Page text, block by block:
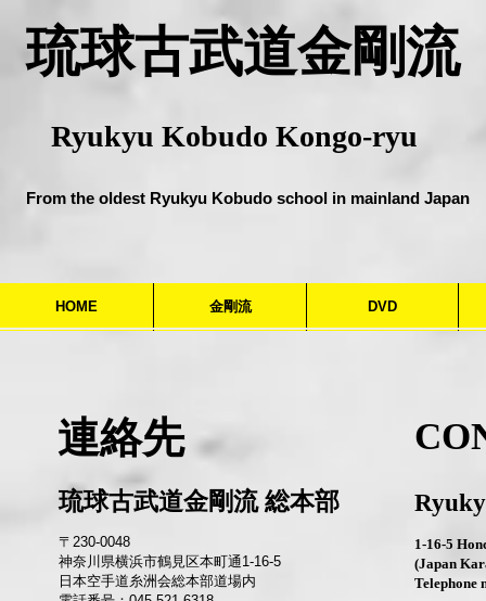
​琉球古武道金剛流
Ryukyu Kobudo Kongo-ryu
From the oldest Ryukyu Kobudo school in mainland Japan
HOME 金剛流 DVD
連絡先
琉球古武道金剛流 総本部
〒230-0048
神奈川県横浜市鶴見区本町通1-16-5
日本空手道糸洲会総本部道場内
1-16-5
(Japan
Telephone